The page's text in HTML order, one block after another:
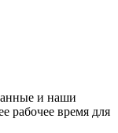
и наши
рабочее время для